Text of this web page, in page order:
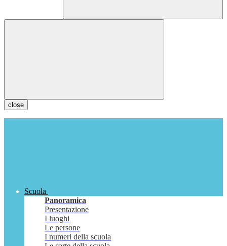
close
Scuola
Panoramica
Presentazione
I luoghi
Le persone
I numeri della scuola